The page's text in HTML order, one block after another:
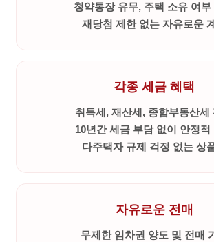
청약통장 유무, 주택 소유 여부
재당첨 제한 없는 자유로운
각종 세금 혜택
취득세, 재산세, 종합부동산세
10년간 세금 부담 없이 안정적
다주택자 규제 걱정 없는 상
자유로운 전매
무제한 임차권 양도 및 전매